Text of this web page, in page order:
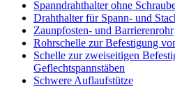
Spanndrahthalter ohne
Drahthalter für Spann- und
Zaunpfosten- und Barrierenrohr
Rohrschelle zur Befestigung
Schelle zur zweiseitigen
Geflechtspannstäben
Schwere Auflaufstütze